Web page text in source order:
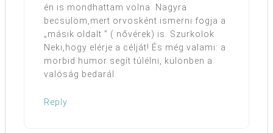
én is mondhattam volna. Nagyra
becsülöm,mert orvosként ismerni fogja a
„másik oldalt ” ( nővérek) is. Szurkolok
Neki,hogy elérje a célját! És még valami: a
morbid humor segít túlélni, különben a
valóság bedarál.
Reply